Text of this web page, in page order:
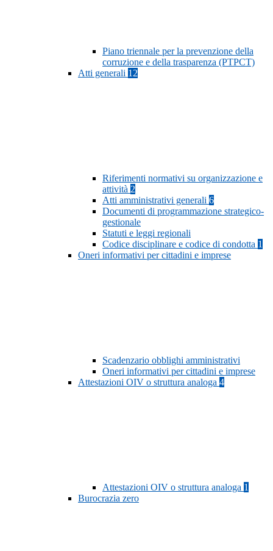
Piano triennale per la prevenzione della
corruzione e della trasparenza (PTPCT)
Atti generali 12
Riferimenti normativi su organizzazione e
attività 2
Atti amministrativi generali 6
Documenti di programmazione strategico-
gestionale
Statuti e leggi regionali
Codice disciplinare e codice di condotta 1
Oneri informativi per cittadini e imprese
Scadenzario obblighi amministrativi
Oneri informativi per cittadini e imprese
Attestazioni OIV o struttura analoga 4
Attestazioni OIV o struttura analoga 1
Burocrazia zero